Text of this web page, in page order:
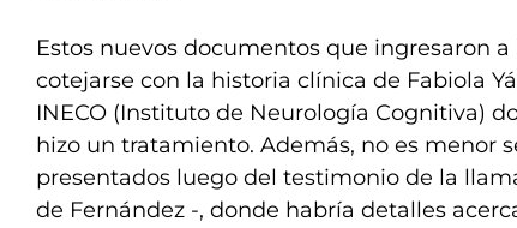
Estos nuevos documentos que ingresaron
cotejarse con la historia clínica de Fabiola
INECO (Instituto de Neurología Cognitiva)
hizo un tratamiento. Además, no es menor
presentados luego del testimonio de la
de Fernández -, donde habría detalles